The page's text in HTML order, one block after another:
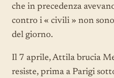
che in precedenza
contro i « civili » non
del giorno.
Il 7 aprile, Attila brucia
resiste, prima a Parigi